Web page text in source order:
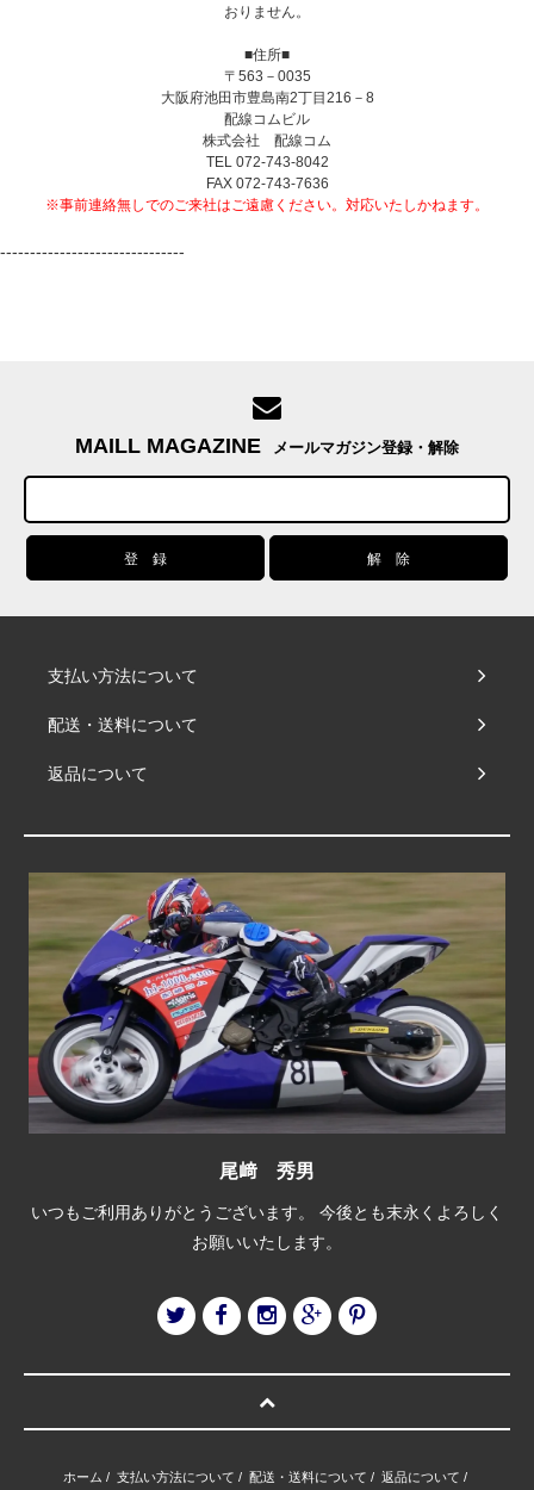
おりません。
■住所■
〒563－0035
大阪府池田市豊島南2丁目216－8
配線コムビル
株式会社 配線コム
TEL 072-743-8042
FAX 072-743-7636
※事前連絡無しでのご来社はご遠慮ください。対応いたしかねます。
-------------------------------
MAILL MAGAZINE メールマガジン登録・解除
支払い方法について
配送・送料について
返品について
尾﨑 秀男
いつもご利用ありがとうございます。 今後とも末永くよろしく
お願いいたします。
ホーム / 支払い方法について / 配送・送料について / 返品について /